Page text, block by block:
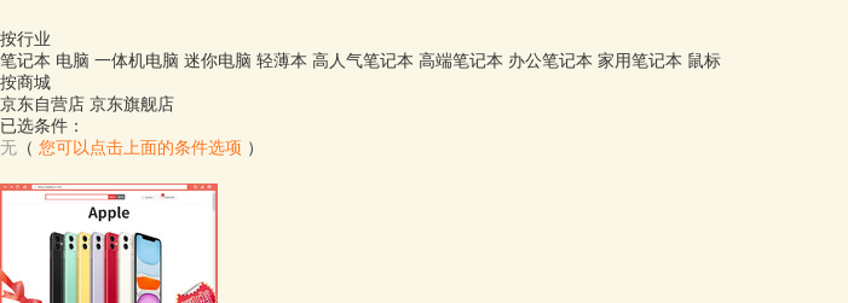
按行业
笔记本 电脑 一体机电脑 迷你电脑 轻薄本 高人气笔记本 高端笔记本 办公笔记本 家用笔记本 鼠标
按商城
京东自营店 京东旗舰店
已选条件：
无 （ 您可以点击上面的条件选项 ）